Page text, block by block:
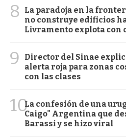
8
La paradoja en la
no construye edificios
Livramento explota con
9
Director del Sinae
alerta roja para zonas
con las clases
10La confesión de una
Caigo" Argentina que
Barassi y se hizo viral